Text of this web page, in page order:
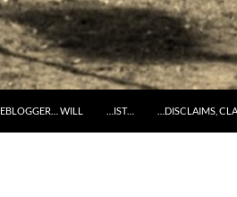
WILL …IST… …DISCLAIMS,